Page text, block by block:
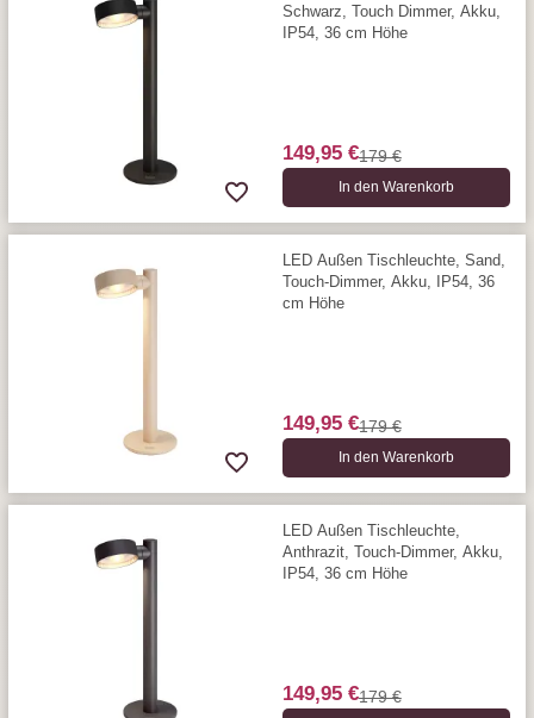
Schwarz, Touch Dimmer, Akku,
IP54, 36 cm Höhe
149,95 €179 €
In den Warenkorb
LED Außen Tischleuchte, Sand,
Touch-Dimmer, Akku, IP54, 36
cm Höhe
149,95 €179 €
In den Warenkorb
LED Außen Tischleuchte,
Anthrazit, Touch-Dimmer, Akku,
IP54, 36 cm Höhe
149,95 €179 €